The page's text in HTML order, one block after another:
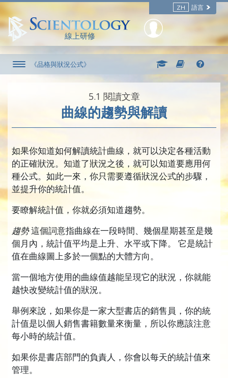
ZH 語言
線上研修
《品格與狀況公式》
5.‎1 閱讀文章
曲線的趨勢與解讀
如果你知道如何解讀統計曲線，就可以決定各種活動
的正確狀況。知道了狀況之後，就可以知道要應用何
種公式。如此一來，你只需要遵循狀況公式的步驟，
並提升你的統計值。
要瞭解統計值，你就必須知道趨勢。
趨勢這個詞意指曲線在一段時間、幾個星期甚至是幾
個月內，統計值平均是上升、水平或下降。
它是統計
值在曲線圖上多於一個點的大體方向。
當一個地方使用的曲線值越能呈現它的狀況，你就能
越快改變統計值的狀況。
舉例來說，如果你是一家大型書店的銷售員，你的統
計值是以個人銷售書籍數量來衡量，所以你應該注意
每小時的統計值。
如果你是書店部門的負責人，你會以每天的統計值來
管理。